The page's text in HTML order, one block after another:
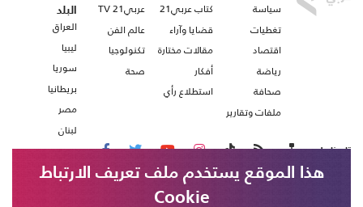
سياسة
تغطيات
اقتصاد
رياضة
صحافة
ملفات وتقارير
كتاب عربي21
قضايا وآراء
مقالات مختارة
أفكار
استطلاع رأي
عربي21 TV
عالم الفن
تكنولوجيا
صحة
البلد
العراق
ليبيا
سوريا
بريطانيا
مصر
لبنان
تابعنا على
هذا الموقع يستخدم ملف تعريف الارتباط
Cookie